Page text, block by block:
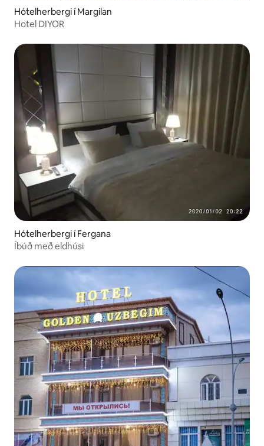
Hótelherbergi í Margilan
Hotel DIYOR
Hótelherbergi í Fergana
Íbúð með eldhúsi